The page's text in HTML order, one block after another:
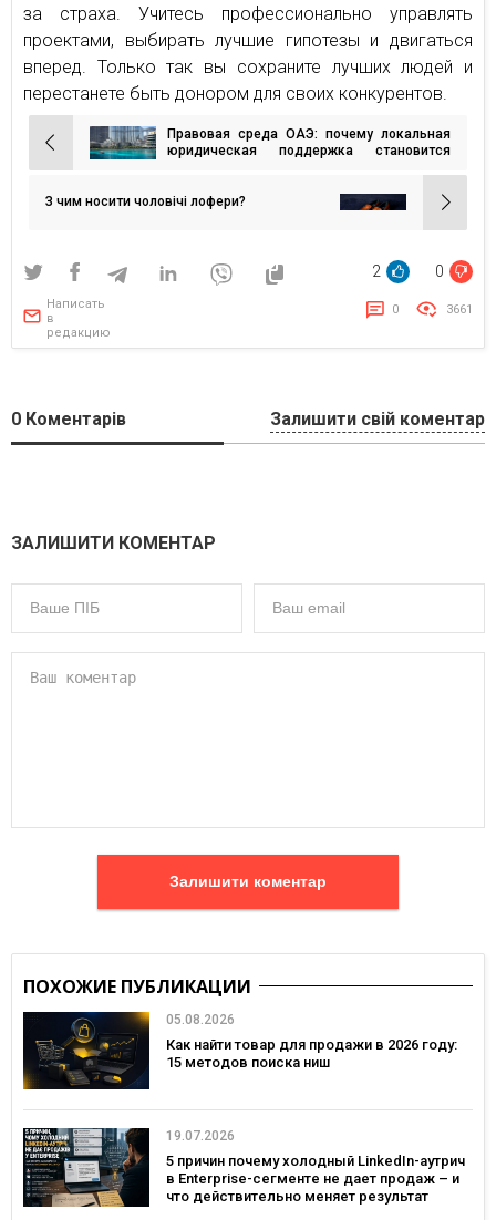
за страха. Учитесь профессионально управлять
проектами, выбирать лучшие гипотезы и двигаться
вперед. Только так вы сохраните лучших людей и
перестанете быть донором для своих конкурентов.
Навигация
по
записям
Правовая среда ОАЭ: почему локальная
юридическая поддержка становится
З чим носити чоловічі лофери?
2 0
Написать
в
редакцию
0 3661
0 Коментарів Залишити свій коментар
ЗАЛИШИТИ КОМЕНТАР
Залишити коментар
ПОХОЖИЕ ПУБЛИКАЦИИ
05.08.2026
Как найти товар для продажи в 2026 году:
15 методов поиска ниш
19.07.2026
5 причин почему холодный LinkedIn-аутрич
в Enterprise-сегменте не дает продаж – и
что действительно меняет результат